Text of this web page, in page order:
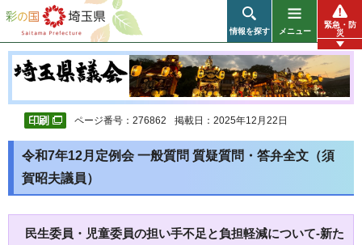
彩の国 埼玉県
情報を探す メニュー
緊急・防
災
ページ番号：276862 掲載日：2025年12月22日
令和7年12月定例会 一般質問 質疑質問・答弁全文（須
賀昭夫議員）
民生委員・児童委員の担い手不足と負担軽減について-新た